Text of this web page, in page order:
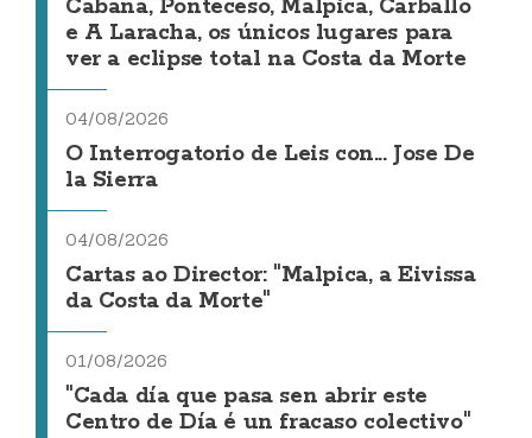
Cabana, Ponteceso, Malpica, Carballo
e A Laracha, os únicos lugares para
ver a eclipse total na Costa da Morte
04/08/2026
O Interrogatorio de Leis con... Jose De
la Sierra
04/08/2026
Cartas ao Director: "Malpica, a Eivissa
da Costa da Morte"
01/08/2026
"Cada día que pasa sen abrir este
Centro de Día é un fracaso colectivo"